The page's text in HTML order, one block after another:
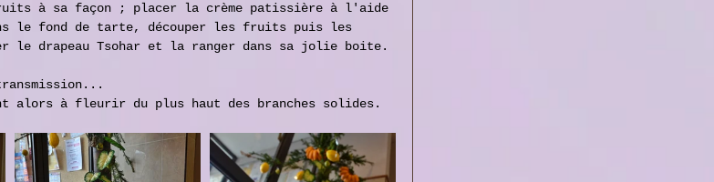
à sa façon ; placer la crème patissière à l'aide
le fond de tarte, découper les fruits puis les
le drapeau Tsohar et la ranger dans sa jolie boite.
alors à fleurir du plus haut des branches solides.